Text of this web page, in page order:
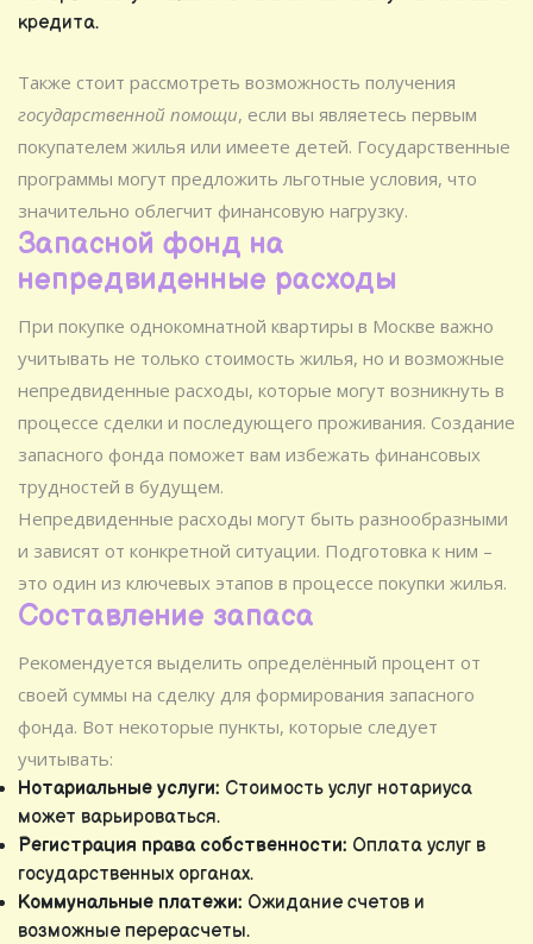
кредита.
Также стоит рассмотреть возможность получения
государственной помощи, если вы являетесь первым
покупателем жилья или имеете детей. Государственные
программы могут предложить льготные условия, что
значительно облегчит финансовую нагрузку.
Запасной фонд на
непредвиденные расходы
При покупке однокомнатной квартиры в Москве важно
учитывать не только стоимость жилья, но и возможные
непредвиденные расходы, которые могут возникнуть в
процессе сделки и последующего проживания. Создание
запасного фонда поможет вам избежать финансовых
трудностей в будущем.
Непредвиденные расходы могут быть разнообразными
и зависят от конкретной ситуации. Подготовка к ним –
это один из ключевых этапов в процессе покупки жилья.
Составление запаса
Рекомендуется выделить определённый процент от
своей суммы на сделку для формирования запасного
фонда. Вот некоторые пункты, которые следует
учитывать:
Нотариальные услуги: Стоимость услуг нотариуса
может варьироваться.
Регистрация права собственности: Оплата услуг в
государственных органах.
Коммунальные платежи: Ожидание счетов и
возможные перерасчеты.